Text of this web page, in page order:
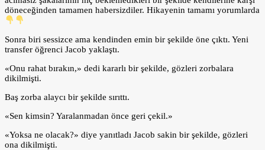
döneceğinden tamamen habersizdiler. Hikayenin tamamı yorumlarda
Sonra biri sessizce ama kendinden emin bir şekilde öne çıktı. Yeni
transfer öğrenci Jacob yaklaştı.
«Onu rahat bırakın,» dedi kararlı bir şekilde, gözleri zorbalara
dikilmişti.
Baş zorba alaycı bir şekilde sırıttı.
«Sen kimsin? Yaralanmadan önce geri çekil.»
«Yoksa ne olacak?» diye yanıtladı Jacob sakin bir şekilde, gözleri
ona dikilmişti.